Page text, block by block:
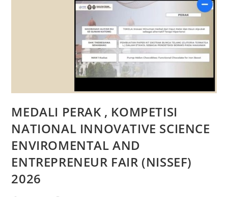
MEDALI PERAK , KOMPETISI
NATIONAL INNOVATIVE SCIENCE
ENVIROMENTAL AND
ENTREPRENEUR FAIR (NISSEF)
2026